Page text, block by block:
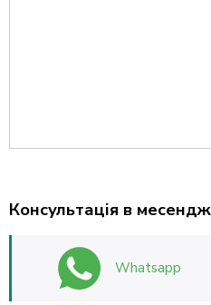
Консультація в
Whatsapp